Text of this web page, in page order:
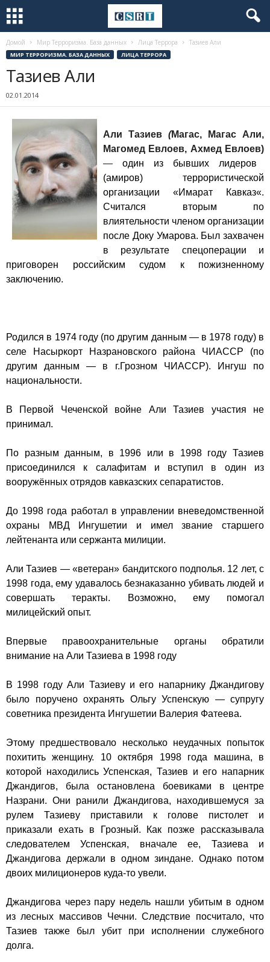
Домой Мир Терроризма. База данных Лица Террора Тазиев Али
МИР ТЕРРОРИЗМА. БАЗА ДАННЫХ ЛИЦА ТЕРРОРА
Тазиев Али
02.01.2014
Али Тазиев (Магас, Магас Али,
Магомед Евлоев, Ахмед Евлоев)
— один из бывших лидеров
(амиров) террористической
организации «Имарат Кавказ«.
Считался вторым по
влиятельности членом организации
после Доку Умарова. Был захвачен
в результате спецоперации и
приговорен российским судом к пожизненному
заключению.
Родился в 1974 году (по другим данным — в 1978 году) в
селе Насыркорт Назрановского района ЧИАССР (по
другим данным — в г.Грозном ЧИАССР). Ингуш по
национальности.
В Первой Чеченской войне Али Тазиев участия не
принимал.
По разным данным, в 1996 или в 1998 году Тазиев
присоединился к салафитам и вступил в один из
вооружённых отрядов кавказских сепаратистов.
До 1998 года работал в управлении вневедомственной
охраны МВД Ингушетии и имел звание старшего
лейтенанта или сержанта милиции.
Али Тазиев — «ветеран» бандитского подполья. 12 лет, с
1998 года, ему удавалось безнаказанно убивать людей и
совершать теракты. Возможно, ему помогал
милицейский опыт.
Впервые правоохранительные органы обратили
внимание на Али Тазиева в 1998 году
В 1998 году Али Тазиеву и его напарнику Джандигову
было поручено охранять Ольгу Успенскую — супругу
советника президента Ингушетии Валерия Фатеева.
Этому предшествовало несколько неудачных попыток
похитить женщину. 10 октября 1998 года машина, в
которой находились Успенская, Тазиев и его напарник
Джандигов, была остановлена боевиками в центре
Назрани. Они ранили Джандигова, находившемуся за
рулем Тазиеву приставили к голове пистолет и
приказали ехать в Грозный. Как позже рассказывала
следователем Успенская, вначале ее, Тазиева и
Джандигова держали в одном зиндане. Однако потом
двоих милиционеров куда-то увели.
Джандигова через пару недель нашли убитым в одном
из лесных массивов Чечни. Следствие посчитало, что
Тазиев также был убит при исполнении служебного
долга.